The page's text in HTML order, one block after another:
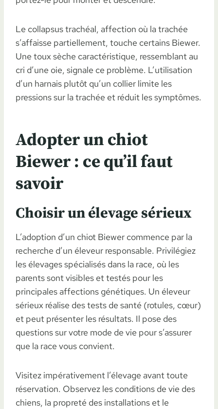
Le collapsus trachéal, affection où la trachée
s’affaisse partiellement, touche certains Biewer.
Une toux sèche caractéristique, ressemblant au
cri d’une oie, signale ce problème. L’utilisation
d’un harnais plutôt qu’un collier limite les
pressions sur la trachée et réduit les symptômes.
Adopter un chiot
Biewer : ce qu’il faut
savoir
Choisir un élevage sérieux
L’adoption d’un chiot Biewer commence par la
recherche d’un éleveur responsable. Privilégiez
les élevages spécialisés dans la race, où les
parents sont visibles et testés pour les
principales affections génétiques. Un éleveur
sérieux réalise des tests de santé (rotules, cœur)
et peut présenter les résultats. Il pose des
questions sur votre mode de vie pour s’assurer
que la race vous convient.
Visitez impérativement l’élevage avant toute
réservation. Observez les conditions de vie des
chiens, la propreté des installations et le